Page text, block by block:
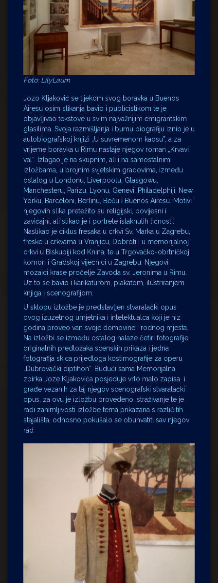
Foto: LilyLaum
Jozo Kljaković se tijekom svog boravka u Buenos
Airesu osim slikanja bavio i publicistikom te je
objavljivao tekstove u svim najvažnijim emigrantskim
glasilima. Svoja razmišljanja i burnu biografiju iznio je u
autobiografskoj knjizi „U suvremenom kaosu”, a za
vrijeme boravka u Rimu nastaje njegov roman „Krvavi
val“. Izlagao je na skupnim, ali i na samostalnim
izložbama, u brojnim svjetskim gradovima, između
ostalog u Londonu, Liverpoolu, Glasgowu,
Manchesteru, Parizu, Lyonu, Genevi, Philadelphiji, New
Yorku, Barceloni, Berlinu, Beču i Buenos Airesu. Motivi
njegovih slika pretežito su religijski, povijesni i
zavičajni, ali slikao je i portrete istaknutih ličnosti.
Naslikao je ciklus fresaka u crkvi Sv. Marka u Zagrebu,
freske u crkvama u Vranjicu, Dobroti i u memorijalnoj
crkvi u Biskupiji kod Knina, te u Trgovačko-obrtničkoj
komori i Gradskoj vijećnici u Zagrebu. Njegovi
mozaici krase pročelje Zavoda sv. Jeronima u Rimu.
Uz to se bavio i karikaturom, plakatom, ilustriranjem
knjiga i scenografijom.
U sklopu izložbe je predstavljen stvaralački opus
ovog izuzetnog umjetnika i intelektualca koji je niz
godina proveo van svoje domovine i rodnog mjesta.
Na izložbi se između ostalog nalaze četiri fotografije
originalnih predložaka scenskih prikaza i jedna
fotografija skica prijedloga kostimografije za operu
„Dubrovački diptihon“. Budući sama Memorijalna
zbirka Joze Kljakovića posjeduje vrlo malo zapisa i
građe vezanih za taj njegov scenografski stvaralački
opus, za ovu je izložbu provedeno istraživanje te je
radi zanimljivosti izložbe tema prikazana s različitih
stajališta, odnosno pokušalo se obuhvatiti sav njegov
rad